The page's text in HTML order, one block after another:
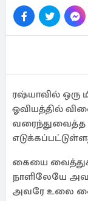
ரஷ்யாவில் ஒரு
ஓவியத்தில்
வரைந்துவைத்த
கையை
நாளிலேயே
அவரே உலை